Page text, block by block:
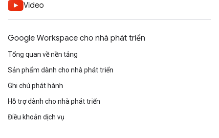
Video
Google Workspace cho nhà phát triển
Tổng quan về nền tảng
Sản phẩm dành cho nhà phát triển
Ghi chú phát hành
Hỗ trợ dành cho nhà phát triển
Điều khoản dịch vụ